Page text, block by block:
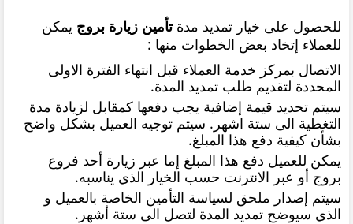
للحصول على خيار تمديد مدةتأمين زيارة بروج يمكن
للعملاء إتخاد بعض الخطوات منها :
الاتصال بمركز خدمة العملاء قبل انتهاء الفترة الاولى
المحددة لتقديم طلب تمديد المدة.
سيتم تحديد قيمة إضافية يجب دفعها كمقابل لزيادة مدة
التغطية الى ستة اشهر. سيتم توجيه العميل بشكل واضح
بشأن كيفية دفع هذا المبلغ.
يمكن للعميل دفع هذا المبلغ إما عبر زيارة أحد فروع
بروج أو عبر الانترنت حسب الخيار الذي يناسبه.
سيتم إصدار ملحق لسياسة التأمين الخاصة بالعميل و
الذي سيوضح تمديد المدة لتصل الى ستة أشهر.